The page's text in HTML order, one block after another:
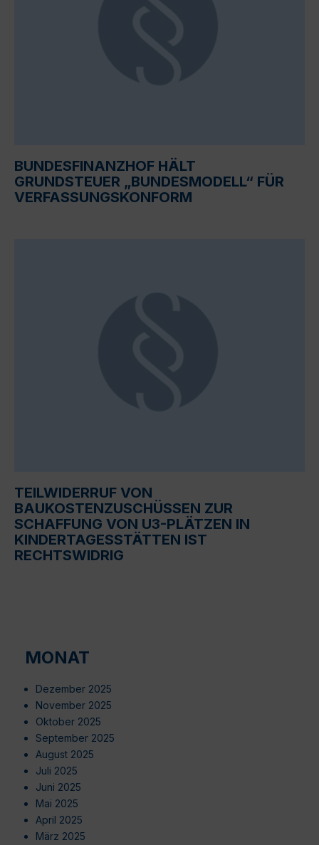
BUNDESFINANZHOF HÄLT
GRUNDSTEUER „BUNDESMODELL“ FÜR
VERFASSUNGSKONFORM
TEILWIDERRUF VON
BAUKOSTENZUSCHÜSSEN ZUR
SCHAFFUNG VON U3-PLÄTZEN IN
KINDERTAGESSTÄTTEN IST
RECHTSWIDRIG
MONAT
Dezember 2025
November 2025
Oktober 2025
September 2025
August 2025
Juli 2025
Juni 2025
Mai 2025
April 2025
März 2025